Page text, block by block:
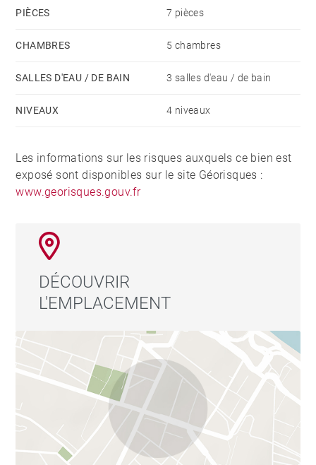
PIÈCES 7 pièces
CHAMBRES 5 chambres
SALLES D'EAU / DE BAIN 3 salles d'eau / de bain
NIVEAUX 4 niveaux
Les informations sur les risques auxquels ce bien est
exposé sont disponibles sur le site Géorisques :
www.georisques.gouv.fr
DÉCOUVRIR
L'EMPLACEMENT